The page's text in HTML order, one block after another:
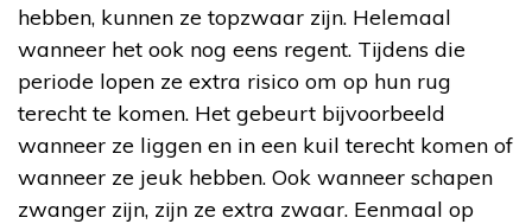
hebben, kunnen ze topzwaar zijn. Helemaal
wanneer het ook nog eens regent. Tijdens die
periode lopen ze extra risico om op hun rug
terecht te komen. Het gebeurt bijvoorbeeld
wanneer ze liggen en in een kuil terecht komen of
wanneer ze jeuk hebben. Ook wanneer schapen
zwanger zijn, zijn ze extra zwaar. Eenmaal op